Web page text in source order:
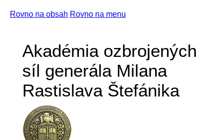
Rovno na obsah Rovno na menu
Akadémia ozbrojených
síl generála Milana
Rastislava Štefánika